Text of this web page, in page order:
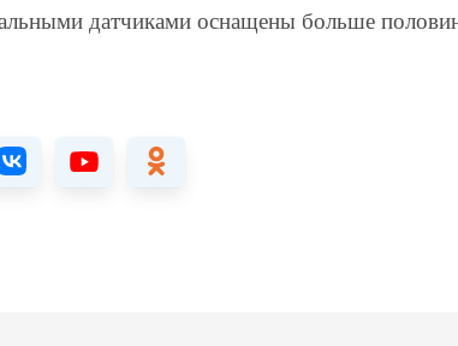
датчиками оснащены больше